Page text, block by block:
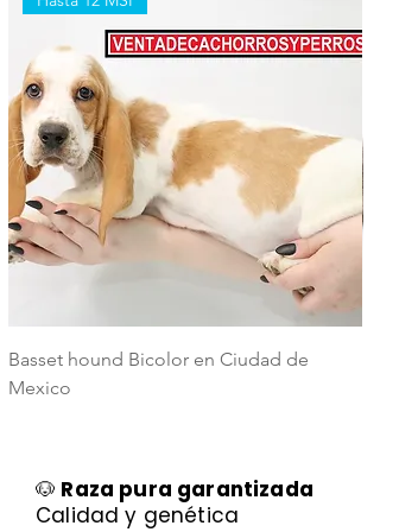
Basset hound Bicolor en Ciudad de
Mexico
🐶 Raza pura garantizada
Calidad y genética